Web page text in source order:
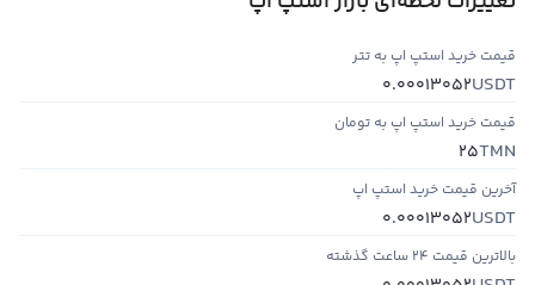
قیمت خرید استپ اپ به تتر
USDT
0.00013052
قیمت خرید استپ اپ به تومان
TMN
25
آخرین قیمت خرید استپ اپ
USDT
0.00013052
بالاترین قیمت ۲۴ ساعت گذشته